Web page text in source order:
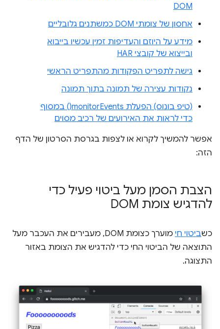
DOM
אחסון של צומתי DOM כמשתנים גלובליים
מידע על היוזם והעדיפות זמין עכשיו בייבוא
ובייצוא של קובצי HAR
גישה לתפריט הפקודות מהתפריט הראשי
נקודות עצירה של תמונה בתוך תמונה
(טיפ בונוס) הפעלת monitorEvents() במסוף
כדי לראות את האירועים של רכיב מסוים
אפשר להמשיך לקרוא או לצפות בגרסת הסרטון של הדף
הזה:
הצבת הסמן מעל ביטוי פעיל כדי
להדגיש צומת DOM
כשביטוי חי
מוערך כצומת DOM, מעבירים את העכבר מעל
התוצאה של הביטוי החי כדי להדגיש את הצומת באזור
התצוגה.